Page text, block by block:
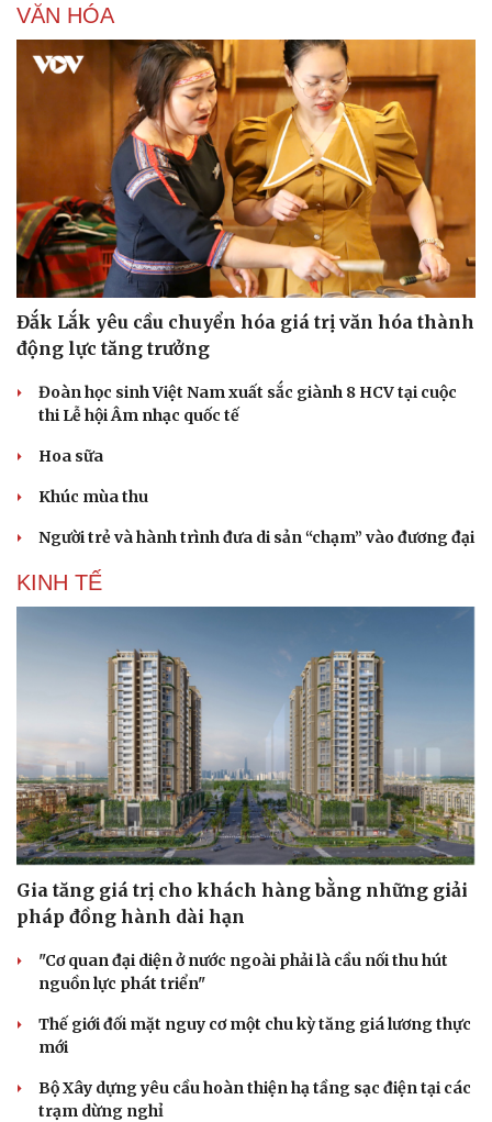
Du lịch
Tư vấn
Săn Tour
check-in
Podcast
Cửa sổ tình yêu
VĂN HÓA
Đắk Lắk yêu cầu chuyển hóa giá trị văn hóa thành
động lực tăng trưởng
Đoàn học sinh Việt Nam xuất sắc giành 8 HCV tại cuộc
thi Lễ hội Âm nhạc quốc tế
Hoa sữa
Khúc mùa thu
Người trẻ và hành trình đưa di sản “chạm” vào đương đại
KINH TẾ
Gia tăng giá trị cho khách hàng bằng những giải
pháp đồng hành dài hạn
"Cơ quan đại diện ở nước ngoài phải là cầu nối thu hút
nguồn lực phát triển"
Thế giới đối mặt nguy cơ một chu kỳ tăng giá lương thực
mới
Bộ Xây dựng yêu cầu hoàn thiện hạ tầng sạc điện tại các
trạm dừng nghỉ